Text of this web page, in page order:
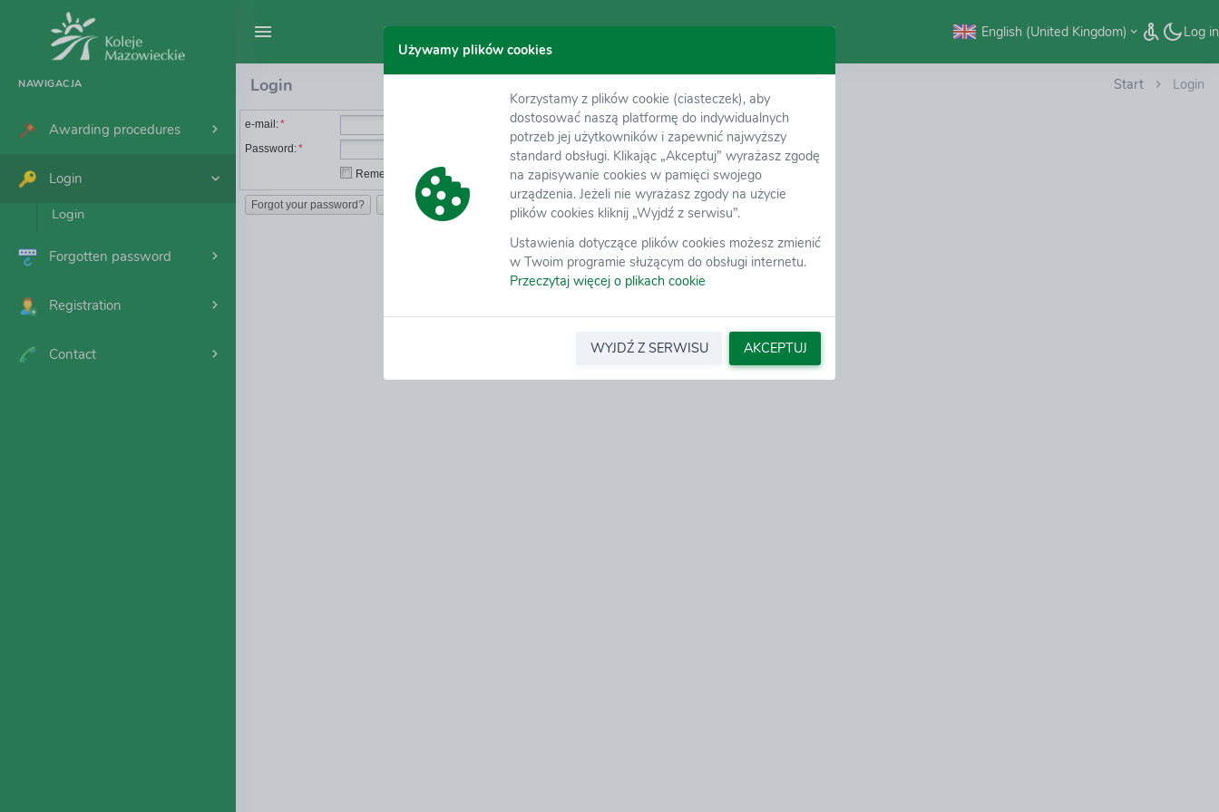
Używamy plików cookies
Korzystamy z plików cookie (ciasteczek), aby
dostosować naszą platformę do indywidualnych
potrzeb jej użytkowników i zapewnić najwyższy
standard obsługi. Klikając „Akceptuj” wyrażasz zgodę
na zapisywanie cookies w pamięci swojego
urządzenia. Jeżeli nie wyrażasz zgody na użycie
plików cookies kliknij „Wyjdź z serwisu”.
Ustawienia dotyczące plików cookies możesz zmienić
w Twoim programie służącym do obsługi internetu.
Przeczytaj więcej o plikach cookie
WYJDŹ Z SERWISU AKCEPTUJ
English (United Kingdom) Log in
NAWIGACJA
Awarding procedures
Login
Login
Forgotten password
Registration
Contact
Start Login
Login
e-mail:*
Password:*
Remember my e-mail
Forgot your password? Register Zaloguj się z Google Zaloguj się z Microsoft Log in